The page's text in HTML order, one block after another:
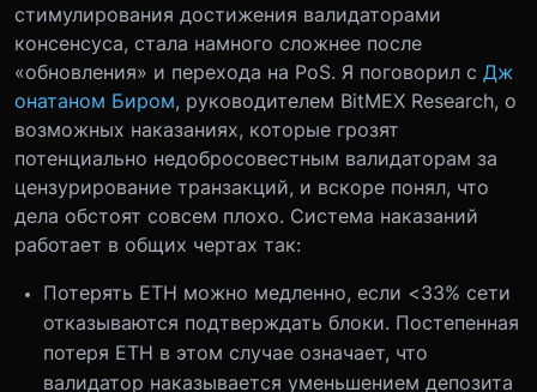
стимулирования достижения валидаторами
консенсуса, стала намного сложнее после
«обновления» и перехода на PoS. Я поговорил с Дж
онатаном Биром, руководителем BitMEX Research, о
возможных наказаниях, которые грозят
потенциально недобросовестным валидаторам за
цензурирование транзакций, и вскоре понял, что
дела обстоят совсем плохо. Система наказаний
работает в общих чертах так:
Потерять ETH можно медленно, если <33% сети
отказываются подтверждать блоки. Постепенная
потеря ETH в этом случае означает, что
валидатор наказывается уменьшением депозита